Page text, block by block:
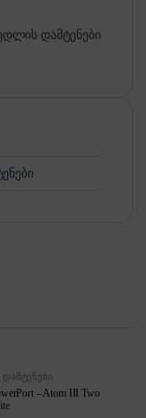
დამტენები
– Atom III Two